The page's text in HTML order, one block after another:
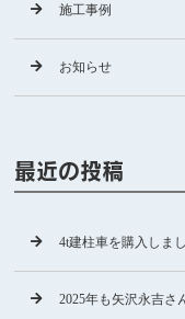
施工事例
お知らせ
最近の投稿
4t建柱車を購入しま
2025年も矢沢永吉さ